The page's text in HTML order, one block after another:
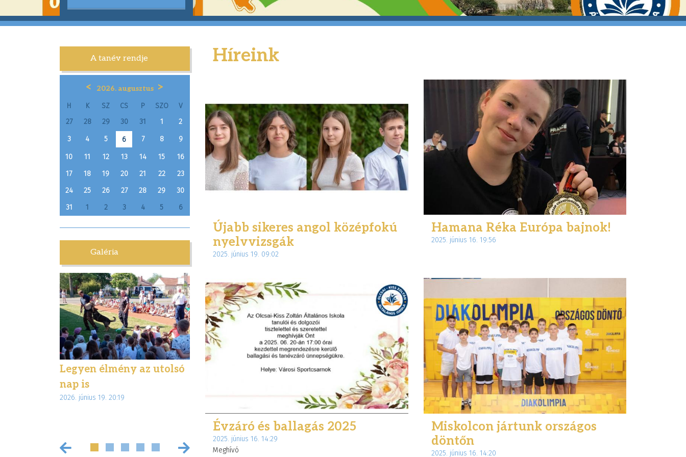
A tanév rendje
< 2026. augusztus >
H K SZ CS P SZO
V
27
28 29 30 31 1
2
3
4 5 6 7 8 9
10 11 12 13 14 15
16
17
18 19 20 21 22
23
24
25 26 27 28 29
30
31
1 2 3 4 5 6
Galéria
Legyen élmény az utolsó
nap is
2026. június 19. 20:19
2026. június 19. 10:11
Élményekkel teli napok
Zánkán
2026. június 08. 10:47
Német nyelvi tábor
Steiermarkban
2026. május 28. 10:33
Együtt, lendületben
Teljesítménytúrával
ünnepeltük a
Sport Napját
2026. május 26. 15:34
Híreink
Újabb sikeres angol középfokú
nyelvvizsgák
2025. június 19. 09:02
Hamana Réka Európa bajnok!
2025. június 16. 19:56
Évzáró és ballagás 2025
2025. június 16. 14:29
Meghívó
Miskolcon jártunk országos
döntőn
2025. június 16. 14:20